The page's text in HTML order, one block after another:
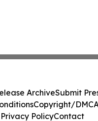
ArchiveSubmit
Copyright/
Privacy PolicyContact